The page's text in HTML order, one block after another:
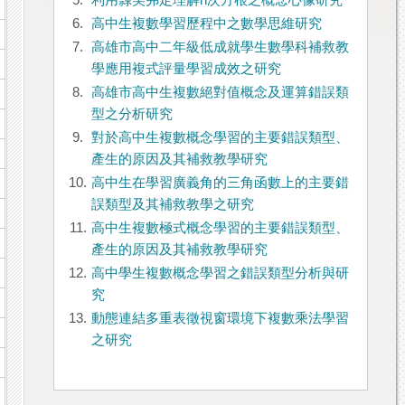
6.
高中生複數學習歷程中之數學思維研究
7.
高雄市高中二年級低成就學生數學科補救教
學應用複式評量學習成效之研究
8.
高雄市高中生複數絕對值概念及運算錯誤類
型之分析研究
9.
對於高中生複數概念學習的主要錯誤類型、
產生的原因及其補救教學研究
10. 高中生在學習廣義角的三角函數上的主要錯
誤類型及其補救教學之研究
11. 高中生複數極式概念學習的主要錯誤類型、
產生的原因及其補救教學研究
12. 高中學生複數概念學習之錯誤類型分析與研
究
13. 動態連結多重表徵視窗環境下複數乘法學習
之研究